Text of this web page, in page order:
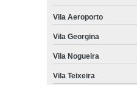
Vila Aeroporto
Vila Georgina
Vila Nogueira
Vila Teixeira